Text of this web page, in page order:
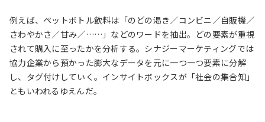
例えば、ペットボトル飲料は「のどの渇き／コンビニ／自販機／
さわやかさ／甘み／……」などのワードを抽出。どの要素が重視
されて購入に至ったかを分析する。シナジーマーケティングでは
協力企業から預かった膨大なデータを元に一つ一つ要素に分解
し、タグ付けしていく。インサイトボックスが「社会の集合知」
ともいわれるゆえんだ。